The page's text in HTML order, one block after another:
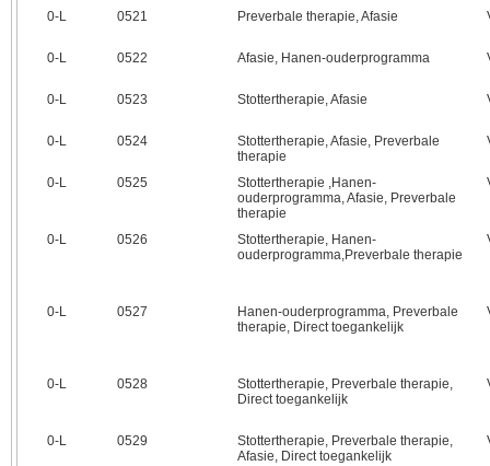
0‑L 0521 Preverbale therapie, Afasie
0‑L 0522 Afasie, Hanen-ouderprogramma
0‑L 0523 Stottertherapie, Afasie
0‑L 0524
Stottertherapie, Afasie, Preverbale
therapie
0‑L 0525
Stottertherapie ,Hanen-
ouderprogramma, Afasie, Preverbale
therapie
0‑L 0526
Stottertherapie, Hanen-
ouderprogramma,Preverbale therapie
0‑L 0527
Hanen-ouderprogramma, Preverbale
therapie, Direct toegankelijk
0‑L 0528
Stottertherapie, Preverbale therapie,
Direct toegankelijk
0‑L 0529
Stottertherapie, Preverbale therapie,
Afasie, Direct toegankelijk